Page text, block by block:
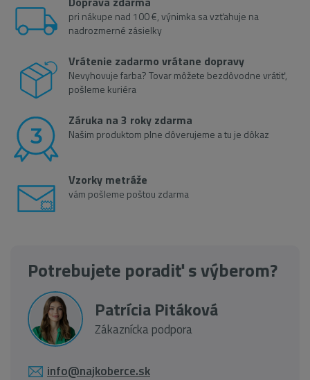
pri nákupe nad 100 €, výnimka sa vzťahuje na
nadrozmerné zásielky
Vrátenie zadarmo vrátane dopravy
Nevyhovuje farba? Tovar môžete bezdôvodne vrátiť,
pošleme kuriéra
Záruka na 3 roky zdarma
Našim produktom plne dôverujeme a tu je dôkaz
Vzorky metráže
vám pošleme poštou zdarma
Potrebujete poradiť s výberom?
Patrícia Pitáková
Zákaznícka podpora
info@najkoberce.sk